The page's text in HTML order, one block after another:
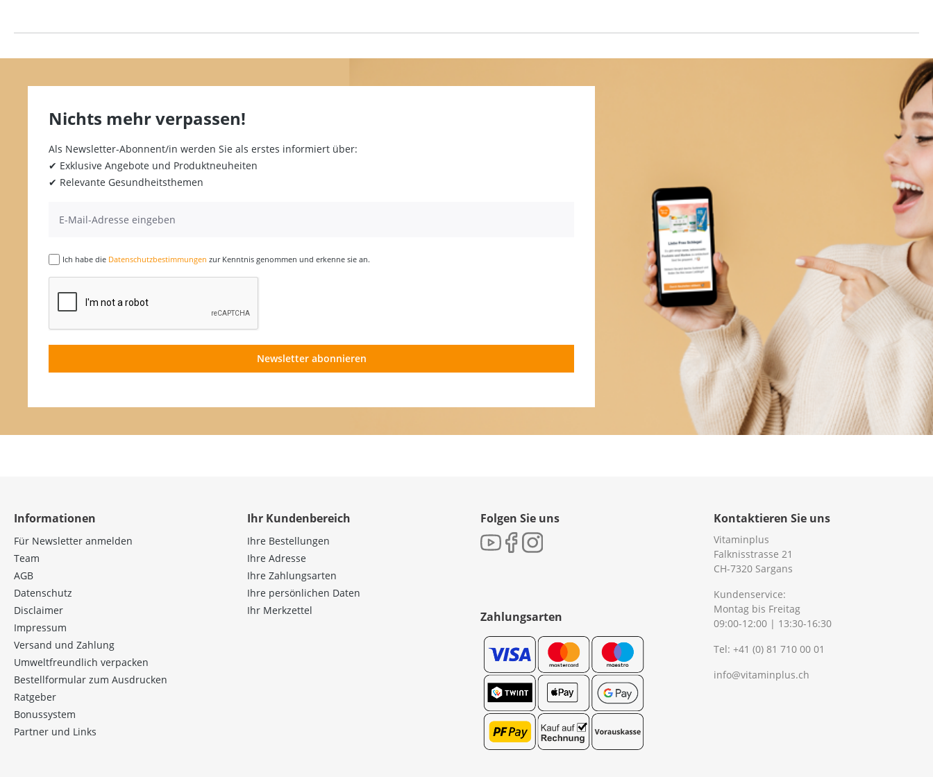
Nichts mehr verpassen!
Als Newsletter-Abonnent/in werden Sie als erstes informiert über:
✔ Exklusive Angebote und Produktneuheiten
✔ Relevante Gesundheitsthemen
Ich habe die Datenschutzbestimmungen zur Kenntnis genommen und erkenne sie an.
Newsletter abonnieren
Informationen
Für Newsletter anmelden
Team
AGB
Datenschutz
Disclaimer
Impressum
Versand und Zahlung
Umweltfreundlich verpacken
Bestellformular zum Ausdrucken
Ratgeber
Bonussystem
Partner und Links
Ihr Kundenbereich
Ihre Bestellungen
Ihre Adresse
Ihre Zahlungsarten
Ihre persönlichen Daten
Ihr Merkzettel
Folgen Sie uns
Zahlungsarten
Kontaktieren Sie uns
Vitaminplus
Falknisstrasse 21
CH-7320 Sargans
Kundenservice:
Montag bis Freitag
09:00-12:00 | 13:30-16:30
Tel: +41 (0) 81 710 00 01
info@vitaminplus.ch